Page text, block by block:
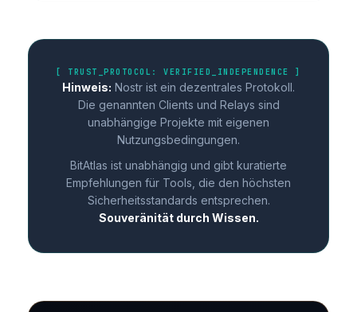
[ TRUST_PROTOCOL: VERIFIED_INDEPENDENCE ]
Hinweis: Nostr ist ein dezentrales Protokoll.
Die genannten Clients und Relays sind
unabhängige Projekte mit eigenen
Nutzungsbedingungen.
BitAtlas ist unabhängig und gibt kuratierte
Empfehlungen für Tools, die den höchsten
Sicherheitsstandards entsprechen.
Souveränität durch Wissen.